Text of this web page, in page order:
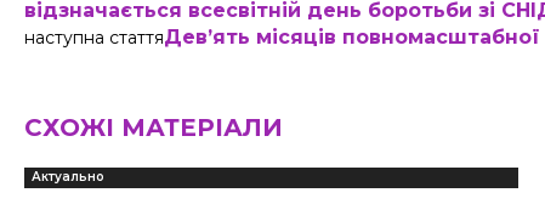
відзначається всесвітній день боротьби зі
наступна статтяДев’ять місяців
СХОЖІ МАТЕРІАЛИ
Актуально